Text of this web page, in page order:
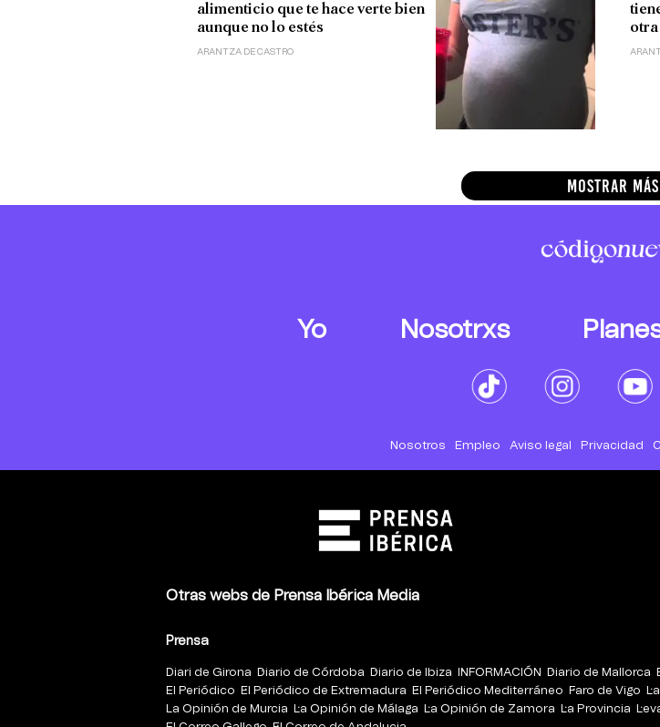
alimenticio que te hace verte bien
aunque no lo estés
ARANTZA DE CASTRO
otra
MOSTRAR MÁS
Yo Nosotrxs
Nosotros Empleo Aviso legal Privacidad
Otras webs de Prensa Ibérica Media
Prensa
Diari de Girona Diario de Córdoba Diario de Ibiza INFORMACIÓN Diario de Mallorca
El Periódico
El Periódico de Extremadura El Periódico Mediterráneo Faro de Vigo
La Opinión de Murcia
La Opinión de Málaga La Opinión de Zamora La Provincia